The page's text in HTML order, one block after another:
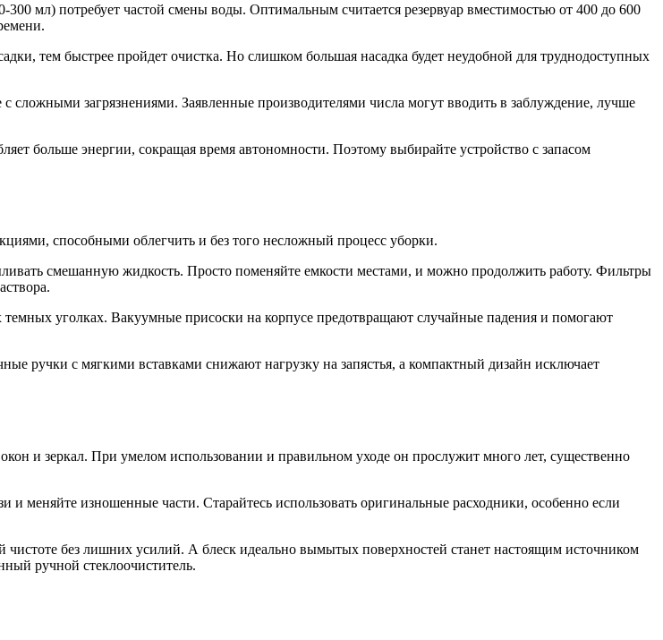
мл) потребует частой смены воды. Оптимальным считается резервуар вместимостью от 400 до 600
тем быстрее пройдет очистка. Но слишком большая насадка будет неудобной для труднодоступных
загрязнениями. Заявленные производителями числа могут вводить в заблуждение, лучше
больше энергии, сокращая время автономности. Поэтому выбирайте устройство с запасом
способными облегчить и без того несложный процесс уборки.
смешанную жидкость. Просто поменяйте емкости местами, и можно продолжить работу. Фильтры
уголках. Вакуумные присоски на корпусе предотвращают случайные падения и помогают
ручки с мягкими вставками снижают нагрузку на запястья, а компактный дизайн исключает
и зеркал. При умелом использовании и правильном уходе он прослужит много лет, существенно
меняйте изношенные части. Старайтесь использовать оригинальные расходники, особенно если
без лишних усилий. А блеск идеально вымытых поверхностей станет настоящим источником
ручной стеклоочиститель.